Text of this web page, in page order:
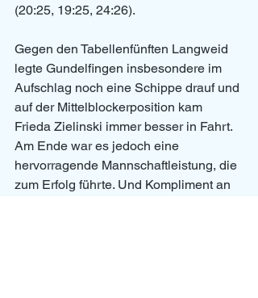
(20:25, 19:25, 24:26).
Gegen den Tabellenfünften Langweid
legte Gundelfingen insbesondere im
Aufschlag noch eine Schippe drauf und
auf der Mittelblockerposition kam
Frieda Zielinski immer besser in Fahrt.
Am Ende war es jedoch eine
hervorragende Mannschaftleistung, die
zum Erfolg führte. Und Kompliment an